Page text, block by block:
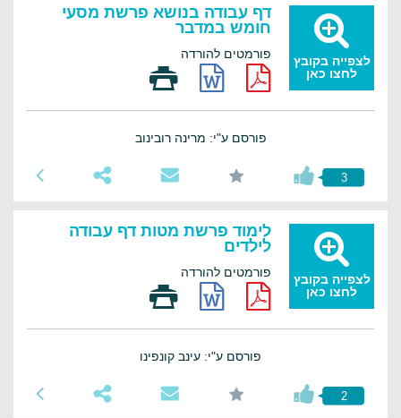
לצפייה בקובץ
לחצו כאן
דף עבודה בנושא פרשת מסעי
חומש במדבר
פורמטים להורדה
פורסם ע"י: מרינה רובינוב
3
לצפייה בקובץ
לחצו כאן
לימוד פרשת מטות דף עבודה
לילדים
פורמטים להורדה
פורסם ע"י: עינב קונפינו
2